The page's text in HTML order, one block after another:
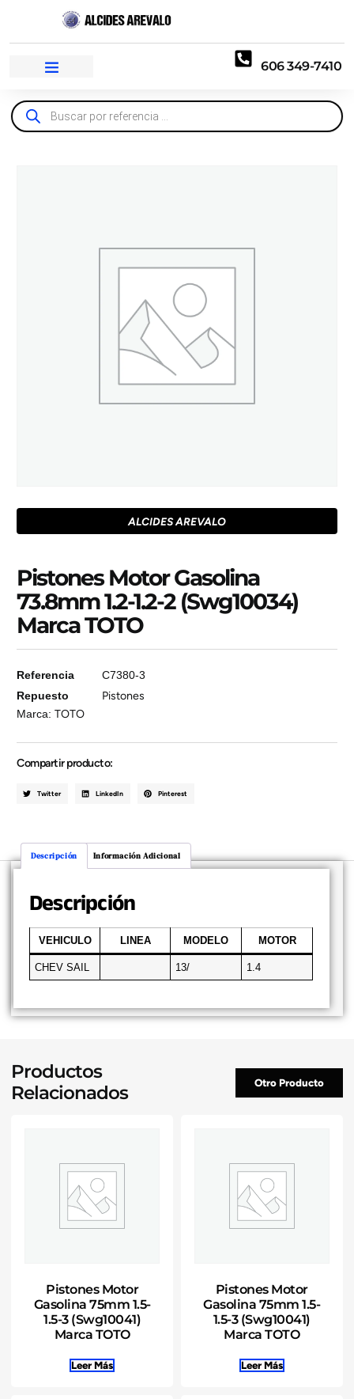
606 349-7410
ALCIDES AREVALO
Pistones Motor Gasolina
73.8mm 1.2-1.2-2 (Swg10034)
Marca TOTO
Referencia
C7380-3
Repuesto
Pistones
Marca:TOTO
Compartir producto:
Twitter LinkedIn Pinterest
Descripción Información Adicional
Descripción
VEHICULO LINEA MODELO MOTOR
CHEV SAIL 13/ 1.4
Productos
Relacionados
Otro Producto
Pistones Motor
Gasolina 75mm 1.5-
1.5-3 (Swg10041)
Marca TOTO
Leer Más
Pistones Motor
Gasolina 75mm 1.5-
1.5-3 (Swg10041)
Marca TOTO
Leer Más